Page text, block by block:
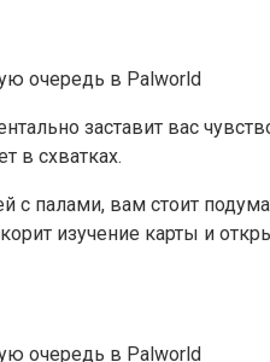
заставит вас
в схватках.
с палами, вам стоит
изучение карты и